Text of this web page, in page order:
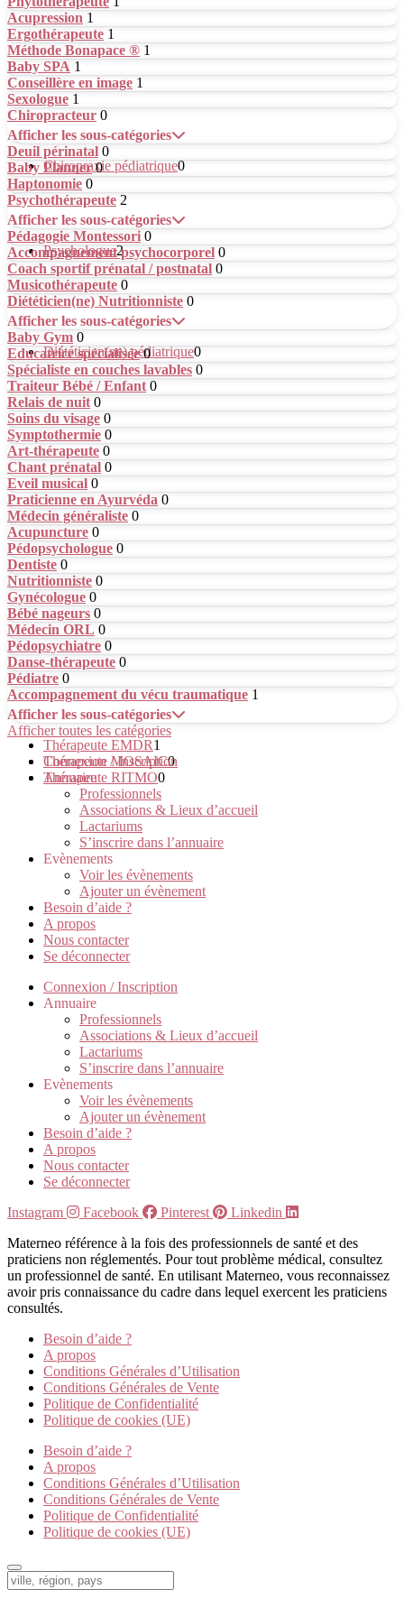
Acupression 1
Ergothérapeute 1
Méthode Bonapace ® 1
Baby SPA 1
Conseillère en image 1
Sexologue 1
Chiropracteur 0
Afficher les sous-catégories
Chiropraxie pédiatrique0
Deuil périnatal 0
Baby Planner 0
Haptonomie 0
Psychothérapeute 2
Afficher les sous-catégories
Psychologue2
Pédagogie Montessori 0
Accompagnement psychocorporel 0
Coach sportif prénatal / postnatal 0
Musicothérapeute 0
Diététicien(ne) Nutritionniste 0
Afficher les sous-catégories
Diététicien(ne) pédiatrique0
Baby Gym 0
Educatrice spécialisée 0
Spécialiste en couches lavables 0
Traiteur Bébé / Enfant 0
Relais de nuit 0
Soins du visage 0
Symptothermie 0
Art-thérapeute 0
Chant prénatal 0
Eveil musical 0
Praticienne en Ayurvéda 0
Médecin généraliste 0
Acupuncture 0
Pédopsychologue 0
Dentiste 0
Nutritionniste 0
Gynécologue 0
Bébé nageurs 0
Médecin ORL 0
Pédopsychiatre 0
Danse-thérapeute 0
Pédiatre 0
Accompagnement du vécu traumatique 1
Afficher les sous-catégories
Thérapeute EMDR1
Thérapeute MOSAIC0
Thérapeute RITMO0
Afficher toutes les catégories
Connexion / Inscription
Annuaire
Professionnels
Associations & Lieux d’accueil
Lactariums
S’inscrire dans l’annuaire
Evènements
Voir les évènements
Ajouter un évènement
Besoin d’aide ?
A propos
Nous contacter
Se déconnecter
Connexion / Inscription
Annuaire
Professionnels
Associations & Lieux d’accueil
Lactariums
S’inscrire dans l’annuaire
Evènements
Voir les évènements
Ajouter un évènement
Besoin d’aide ?
A propos
Nous contacter
Se déconnecter
Instagram
Facebook Pinterest
Linkedin
Materneo référence à la fois des professionnels de santé et des
praticiens non réglementés. Pour tout problème médical, consultez
un professionnel de santé. En utilisant Materneo, vous reconnaissez
avoir pris connaissance du cadre dans lequel exercent les praticiens
consultés.
Besoin d’aide ?
A propos
Conditions Générales d’Utilisation
Conditions Générales de Vente
Politique de Confidentialité
Politique de cookies (UE)
Besoin d’aide ?
A propos
Conditions Générales d’Utilisation
Conditions Générales de Vente
Politique de Confidentialité
Politique de cookies (UE)